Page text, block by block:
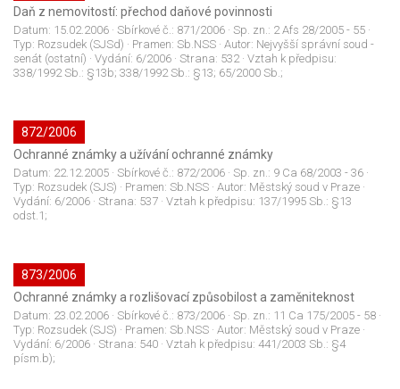
Daň z nemovitostí: přechod daňové povinnosti
Datum: 15.02.2006 · Sbírkové č.: 871/2006 · Sp. zn.: 2 Afs 28/2005 - 55 ·
Typ: Rozsudek (SJSd) · Pramen: Sb.NSS · Autor: Nejvyšší správní soud -
senát (ostatní) · Vydání: 6/2006 · Strana: 532· Vztah k předpisu:
338/1992 Sb.: §13b; 338/1992 Sb.: §13; 65/2000 Sb.;
872/2006
Ochranné známky a užívání ochranné známky
Datum: 22.12.2005 · Sbírkové č.: 872/2006 · Sp. zn.: 9 Ca 68/2003 - 36 ·
Typ: Rozsudek (SJS) · Pramen: Sb.NSS · Autor: Městský soud v Praze ·
Vydání: 6/2006 · Strana: 537 · Vztah k předpisu: 137/1995 Sb.: §13
odst.1;
873/2006
Ochranné známky a rozlišovací způsobilost a zaměniteknost
Datum: 23.02.2006 · Sbírkové č.: 873/2006 · Sp. zn.: 11 Ca 175/2005 - 58 ·
Typ: Rozsudek (SJS) · Pramen: Sb.NSS · Autor: Městský soud v Praze ·
Vydání: 6/2006 · Strana: 540 · Vztah k předpisu: 441/2003 Sb.: §4
písm.b);